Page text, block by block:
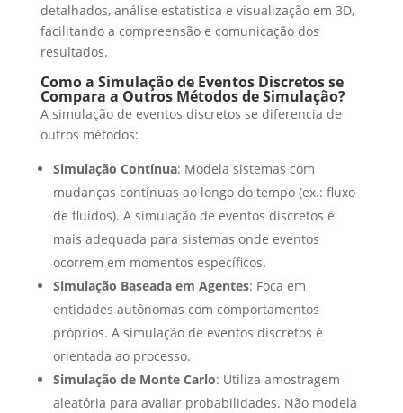
detalhados, análise estatística e visualização em 3D,
facilitando a compreensão e comunicação dos
resultados.
Como a Simulação de Eventos Discretos se
Compara a Outros Métodos de Simulação?
A simulação de eventos discretos se diferencia de
outros métodos:
Simulação Contínua: Modela sistemas com
mudanças contínuas ao longo do tempo (ex.: fluxo
de fluidos). A simulação de eventos discretos é
mais adequada para sistemas onde eventos
ocorrem em momentos específicos.
Simulação Baseada em Agentes: Foca em
entidades autônomas com comportamentos
próprios. A simulação de eventos discretos é
orientada ao processo.
Simulação de Monte Carlo: Utiliza amostragem
aleatória para avaliar probabilidades. Não modela